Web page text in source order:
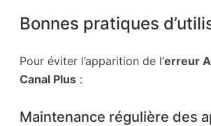
Bonnes pratiques
Pour éviter l’apparition de l’erreur
Canal Plus :
Maintenance régulière des